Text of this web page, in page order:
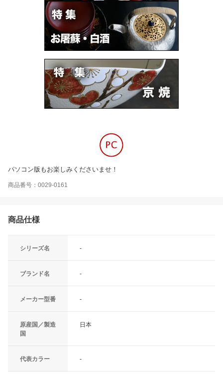
パソコン版もお楽しみくださいませ！
商品番号：0029-0161
商品仕様
シリーズ名 -
ブランド名 -
メーカー型番 -
原産国／製造
国
日本
代表カラー -